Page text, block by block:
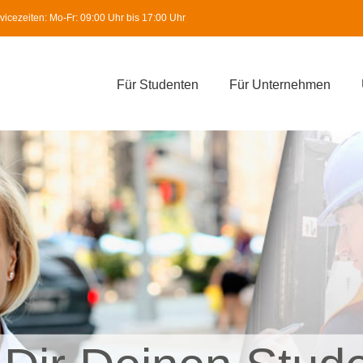
Mo-Fr: 09:00 Uhr bis 17:00 Uhr
Für Studenten Für Unternehmen